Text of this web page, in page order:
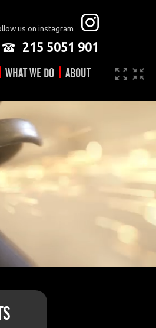
us on instagram
215 5051 901
WHAT WE DO | ABOUT
Company
Video made easy
Contact